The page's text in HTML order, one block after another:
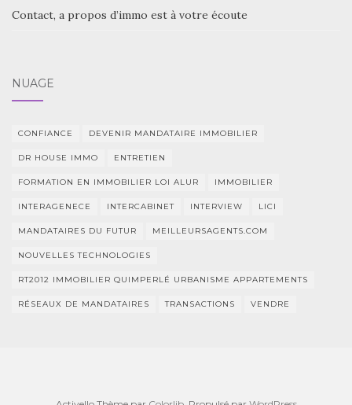
Contact, a propos d’immo est à votre écoute
NUAGE
CONFIANCE DEVENIR MANDATAIRE IMMOBILIER
DR HOUSE IMMO ENTRETIEN
FORMATION EN IMMOBILIER LOI ALUR IMMOBILIER
INTERAGENECE INTERCABINET INTERVIEW LICI
MANDATAIRES DU FUTUR MEILLEURSAGENTS.COM
NOUVELLES TECHNOLOGIES
RT2012 IMMOBILIER QUIMPERLÉ URBANISME APPARTEMENTS
RÉSEAUX DE MANDATAIRES TRANSACTIONS VENDRE